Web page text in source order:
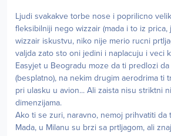
Ljudi svakakve torbe nose i poprilicno
fleksibilniji nego wizzair (mada i to iz
wizzair iskustvu, niko nije merio rucni
valjda zato sto oni jedini i naplacuju i veci
Easyjet u Beogradu moze da ti predlozi
(besplatno), na nekim drugim aerodrima ti
pri ulasku u avion... Ali zaista nisu striktni
dimenzijama.
Ako ti se zuri, naravno, nemoj prihvatiti da
Mada, u Milanu su brzi sa prtljagom, ali